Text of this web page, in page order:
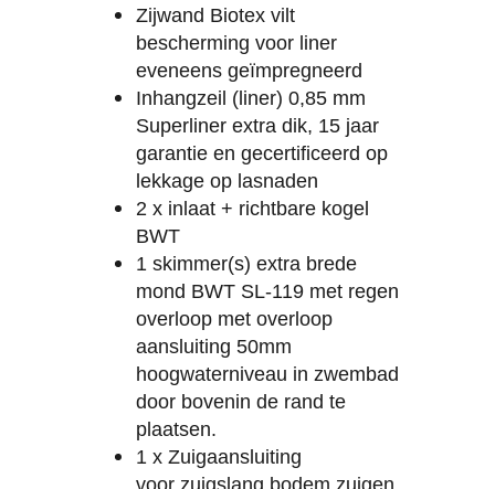
Zijwand Biotex vilt
bescherming voor liner
eveneens geïmpregneerd
Inhangzeil (liner) 0,85 mm
Superliner extra dik, 15 jaar
garantie en gecertificeerd op
lekkage op lasnaden
2 x inlaat + richtbare kogel
BWT
1 skimmer(s) extra brede
mond BWT SL-119 met regen
overloop met overloop
aansluiting 50mm
hoogwaterniveau in zwembad
door bovenin de rand te
plaatsen.
1 x Zuigaansluiting
voor zuigslang bodem zuigen